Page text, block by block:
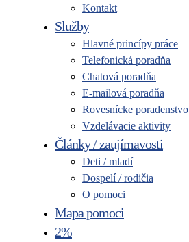
Kontakt
Služby
Hlavné princípy práce
Telefonická poradňa
Chatová poradňa
E-mailová poradňa
Rovesnícke poradenstvo
Vzdelávacie aktivity
Články / zaujímavosti
Deti / mladí
Dospelí / rodičia
O pomoci
Mapa pomoci
2%